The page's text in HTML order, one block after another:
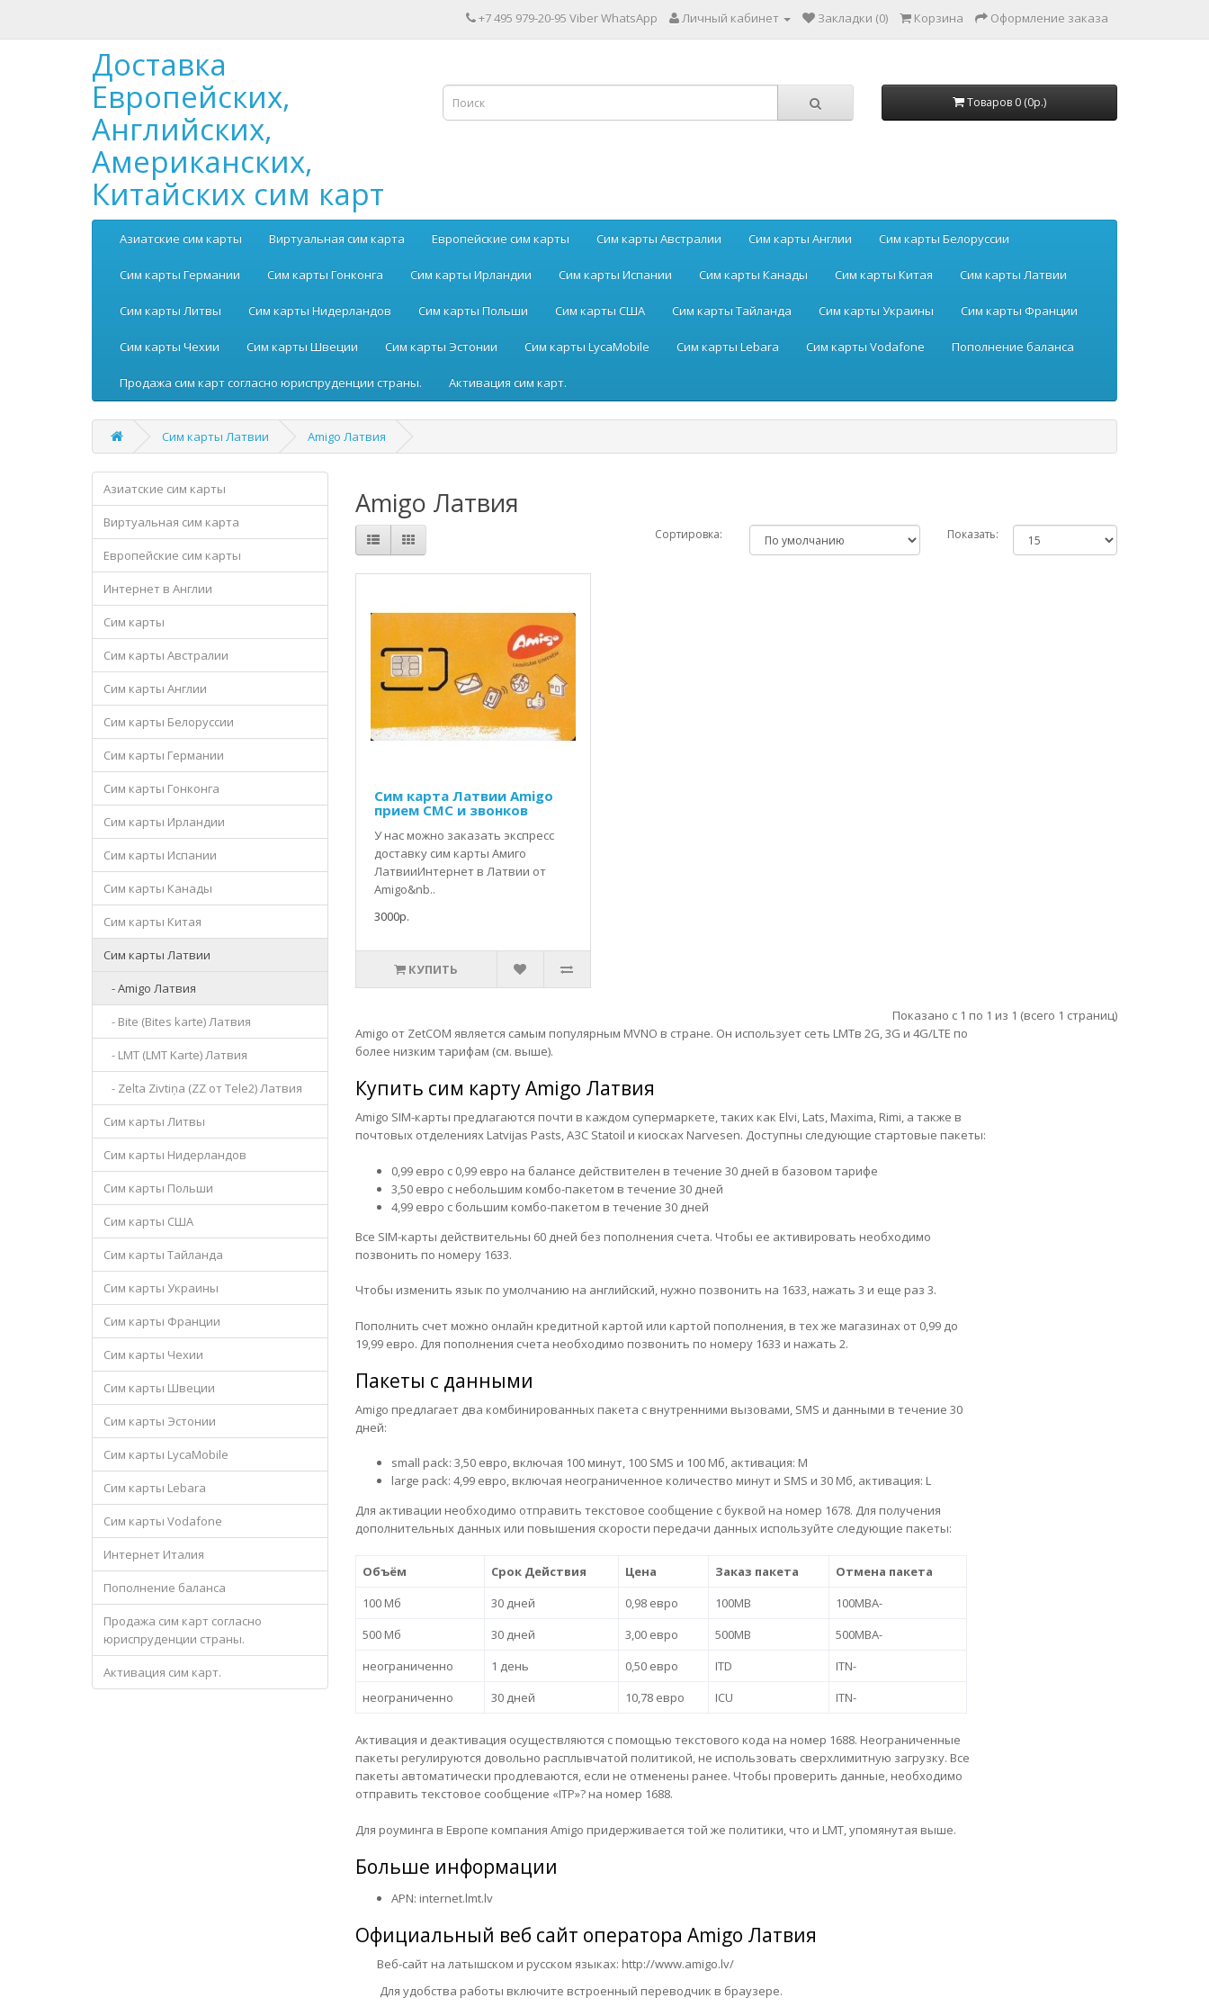
+7 495 979-20-95 Viber WhatsApp Личный кабинет Закладки (0) Корзина Оформление заказа
Доставка
Европейских,
Английских,
Американских,
Китайских сим карт
Товаров 0 (0р.)
Азиатские сим карты Виртуальная сим карта Европейские сим карты Сим карты Австралии Сим карты Англии Сим карты Белоруссии
Сим карты Германии Сим карты Гонконга Сим карты Ирландии Сим карты Испании Сим карты Канады Сим карты Китая Сим карты Латвии
Сим карты Литвы Сим карты Нидерландов Сим карты Польши Сим карты США Сим карты Тайланда Сим карты Украины Сим карты Франции
Сим карты Чехии Сим карты Швеции Сим карты Эстонии Сим карты LycaMobile Сим карты Lebara Сим карты Vodafone Пополнение баланса
Продажа сим карт согласно юриспруденции страны. Активация сим карт.
Сим карты Латвии Amigo Латвия
Азиатские сим карты
Виртуальная сим карта
Европейские сим карты
Интернет в Англии
Сим карты
Сим карты Австралии
Сим карты Англии
Сим карты Белоруссии
Сим карты Германии
Сим карты Гонконга
Сим карты Ирландии
Сим карты Испании
Сим карты Канады
Сим карты Китая
Сим карты Латвии
- Amigo Латвия
- Bite (Bites karte) Латвия
- LMT (LMT Karte) Латвия
- Zelta Zivtiņa (ZZ от Tele2) Латвия
Сим карты Литвы
Сим карты Нидерландов
Сим карты Польши
Сим карты США
Сим карты Тайланда
Сим карты Украины
Сим карты Франции
Сим карты Чехии
Сим карты Швеции
Сим карты Эстонии
Сим карты LycaMobile
Сим карты Lebara
Сим карты Vodafone
Интернет Италия
Пополнение баланса
Продажа сим карт согласно
юриспруденции страны.
Активация сим карт.
Amigo Латвия
Сортировка: Показать:
Сим карта Латвии Amigo
прием СМС и звонков
У нас можно заказать экспресс
доставку сим карты Амиго
ЛатвииИнтернет в Латвии от
Amigo&nb..
3000р.
КУПИТЬ
Показано с 1 по 1 из 1 (всего 1 страниц)
Amigo от ZetCOM является самым популярным MVNO в стране. Он использует сеть LMTв 2G, 3G и 4G/LTE по
более низким тарифам (см. выше).
Купить сим картуAmigo Латвия
Amigo SIM-карты предлагаются почти в каждом супермаркете, таких как Elvi, Lats, Maxima, Rimi, а также в
почтовых отделениях Latvijas Pasts, АЗС Statoil и киосках Narvesen. Доступны следующие стартовые пакеты:
0,99 евро с 0,99 евро на балансе действителен в течение 30 дней в базовом тарифе
3,50 евро с небольшим комбо-пакетом в течение 30 дней
4,99 евро с большим комбо-пакетом в течение 30 дней
Все SIM-карты действительны 60 дней без пополнения счета. Чтобы ее активировать необходимо
позвонить по номеру 1633.
Чтобы изменить язык по умолчанию на английский, нужно позвонить на 1633, нажать 3 и еще раз 3.
Пополнить счет можно онлайн кредитной картой или картой пополнения, в тех же магазинах от 0,99 до
19,99 евро. Для пополнения счета необходимо позвонить по номеру 1633 и нажать 2.
Пакеты с данными
Amigo предлагает два комбинированных пакета с внутренними вызовами, SMS и данными в течение 30
дней:
small pack: 3,50 евро, включая 100 минут, 100 SMS и 100 Mб, активация: M
large pack: 4,99 евро, включая неограниченное количество минут и SMS и 30 Мб, активация: L
Для активации необходимо отправить текстовое сообщение с буквой на номер 1678. Для получения
дополнительных данных или повышения скорости передачи данных используйте следующие пакеты:
Объём Срок Действия Цена Заказ пакета
Отмена пакета
100 Мб
30 дней 0,98 евро 100MB
100MBA-
500 Мб
30 дней 3,00 евро 500MB
500MBA-
неограниченно
1 день 0,50 евро ITD
ITN-
неограниченно
30 дней 10,78 евро ICU ITN-
Активация и деактивация осуществляются с помощью текстового кода на номер 1688. Неограниченные
пакеты регулируются довольно расплывчатой ​​политикой, не использовать сверхлимитную загрузку. Все
пакеты автоматически продлеваются, если не отменены ранее. Чтобы проверить данные, необходимо
отправить текстовое сообщение «ITP»? на номер 1688.
Для роуминга в Европе компания Amigo придерживается той же политики, что и LMT, упомянутая выше.
Больше информации
APN: internet.lmt.lv
Официальный веб сайт оператора Amigo Латвия
Веб-сайт на латышском и русском языках: http://www.amigo.lv/
Для удобства работы включите встроенный переводчик в браузере.